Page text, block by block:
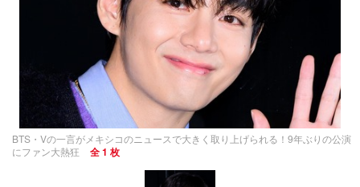
BTS・Vの一言がメキシコのニュースで大きく取り上げられる！9年ぶりの公演
にファン大熱狂
全 1 枚